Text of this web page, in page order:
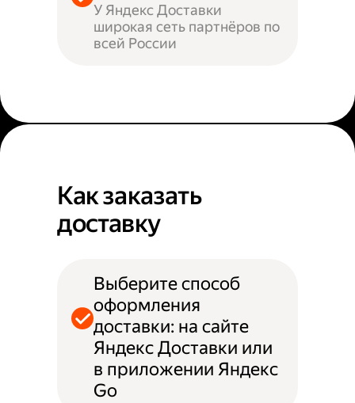
У Яндекс Доставки
широкая сеть партнёров по
всей России
Как заказать
доставку
Выберите способ
оформления
доставки: на сайте
Яндекс Доставки или
в приложении Яндекс
Go